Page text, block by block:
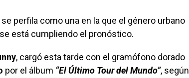
perfila como una en la que el género urbano
está cumpliendo el pronóstico.
, cargó esta tarde con el gramófono dorado
por el álbum “El Último Tour del Mundo”, según